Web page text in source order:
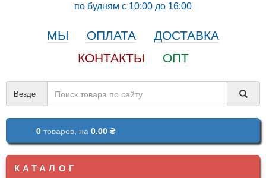
по будням с 10:00 до 16:00
МЫ ОПЛАТА
ДОСТАВКА
КОНТАКТЫ
ОПТ
Везде
0 товаров, на 0.00 ₴
КАТАЛОГ